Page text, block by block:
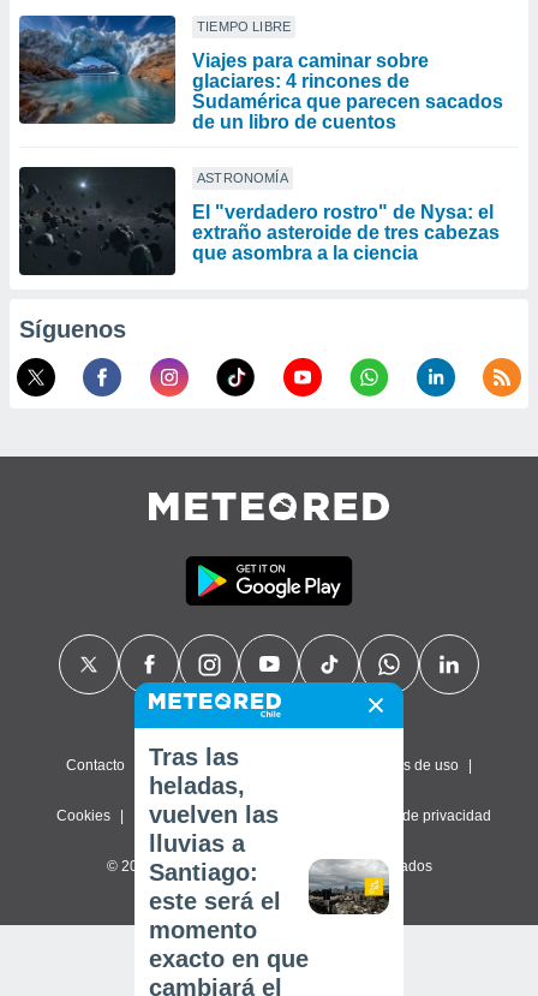
TIEMPO LIBRE
Viajes para caminar sobre
glaciares: 4 rincones de
Sudamérica que parecen sacados
de un libro de cuentos
ASTRONOMÍA
El "verdadero rostro" de Nysa: el
extraño asteroide de tres cabezas
que asombra a la ciencia
Síguenos
Contacto Sobre nosotros Términos de uso
Cookies Política de privacidad Configuración de privacidad
© 2026 Meteored. Todos los derechos reservados
Tras las
heladas,
vuelven las
lluvias a
Santiago:
este será el
momento
exacto en que
cambiará el